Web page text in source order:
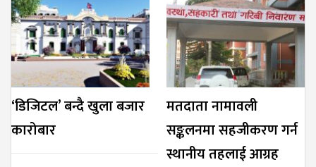
‘डिजिटल’ बन्दै खुला बजार
कारोबार
मतदाता नामावली
सङ्कलनमा सहजीकरण गर्न
स्थानीय तहलाई आग्रह